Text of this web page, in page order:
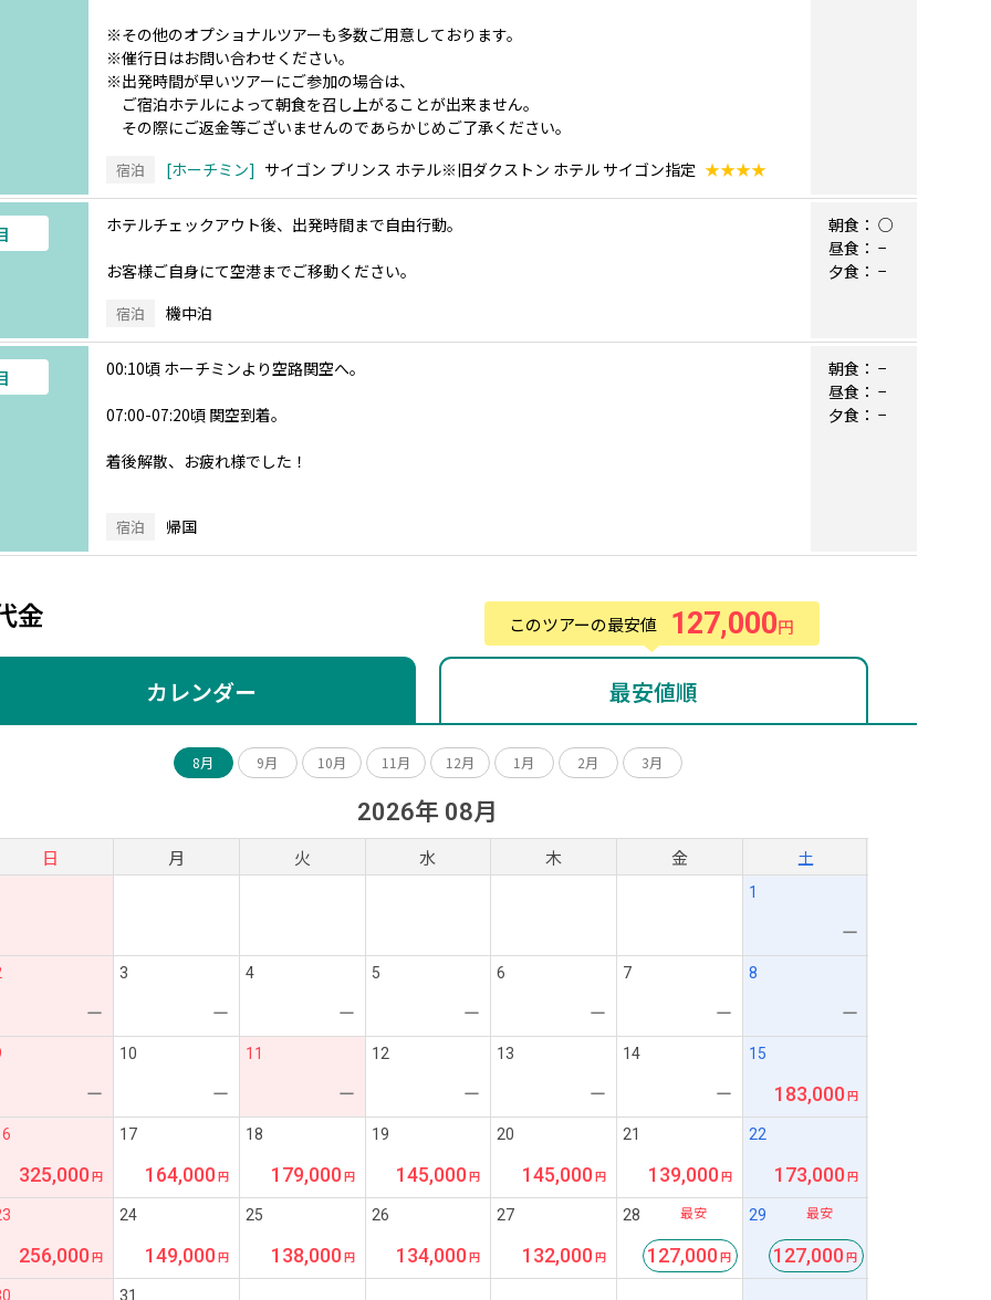
※その他のオプショナルツアーも多数ご用意しております。
※催行日はお問い合わせください。
※出発時間が早いツアーにご参加の場合は、
ご宿泊ホテルによって朝食を召し上がることが出来ません。
その際にご返金等ございませんのであらかじめご了承ください。
宿泊 ホーチミン サイゴン プリンス ホテル※旧ダクストン ホテル サイゴン指定 ★★★★
ホテルチェックアウト後、出発時間まで自由行動。
お客様ご自身にて空港までご移動ください。
宿泊 機中泊
朝食： ○
昼食： −
夕食： −
00:10頃 ホーチミンより空路関空へ。
07:00-07:20頃 関空到着。
着後解散、お疲れ様でした！
宿泊 帰国
朝食： −
昼食： −
夕食： −
金 このツアーの最安値 127,000円
カレンダー 最安値順
8月 9月 10月 11月 12月 1月 2月 3月
2026年 08月
日 月 火 水 木 金 土
1
ー
ー
3
ー
4
ー
5
ー
6
ー
7
ー
8
ー
ー
10
ー
11
ー
12
ー
13
ー
14
ー
15
183,000
325,000
17
164,000
18
179,000
19
145,000
20
145,000
21
139,000
22
173,000
256,000
24
149,000
25
138,000
26
134,000
27
132,000
28 最安
127,000
29 最安
127,000
31